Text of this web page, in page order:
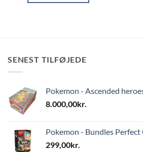
SENEST TILFØJEDE
Pokemon - Ascended
8.000,00kr.
Pokemon - Bundles
299,00kr.